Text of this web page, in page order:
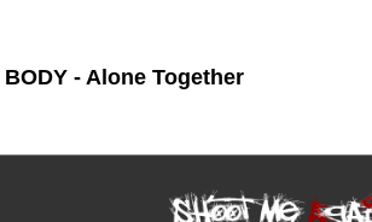
BODY - Alone Together